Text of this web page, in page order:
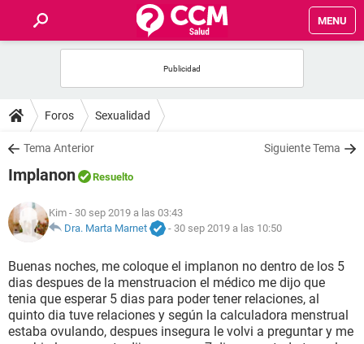
MENU
FOROS
SALUD
FAMILIA
NUTRICIÓN
BIENESTAR
SEXUALIDAD
Foros Sexualidad
Tema Anterior Siguiente Tema
Implanon Resuelto
Kim - 30 sep 2019 a las 03:43
Dra. Marta Marnet
- 30 sep 2019 a las 10:50
Buenas noches, me coloque el implanon no dentro de los 5
dias despues de la menstruacion el médico me dijo que
tenia que esperar 5 dias para poder tener relaciones, al
quinto dia tuve relaciones y según la calculadora menstrual
estaba ovulando, despues insegura le volvi a preguntar y me